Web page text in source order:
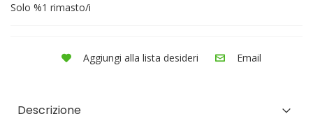
Solo %1 rimasto/i
Aggiungi alla lista desideri Email
Descrizione